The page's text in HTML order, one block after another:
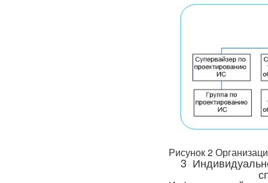
Рисунок 2
3